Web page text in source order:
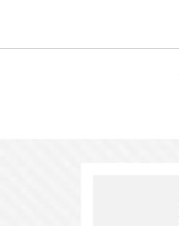
menu